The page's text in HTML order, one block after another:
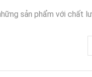
sản phẩm với chất